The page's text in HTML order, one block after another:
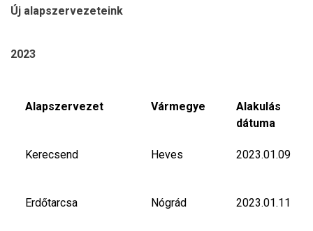
Új alapszervezeteink
2023
Alapszervezet Vármegye
Alakulás
dátuma
Kerecsend Heves 2023.01.09
Erdőtarcsa Nógrád 2023.01.11